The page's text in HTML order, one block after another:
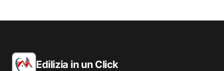
Edilizia in un Click